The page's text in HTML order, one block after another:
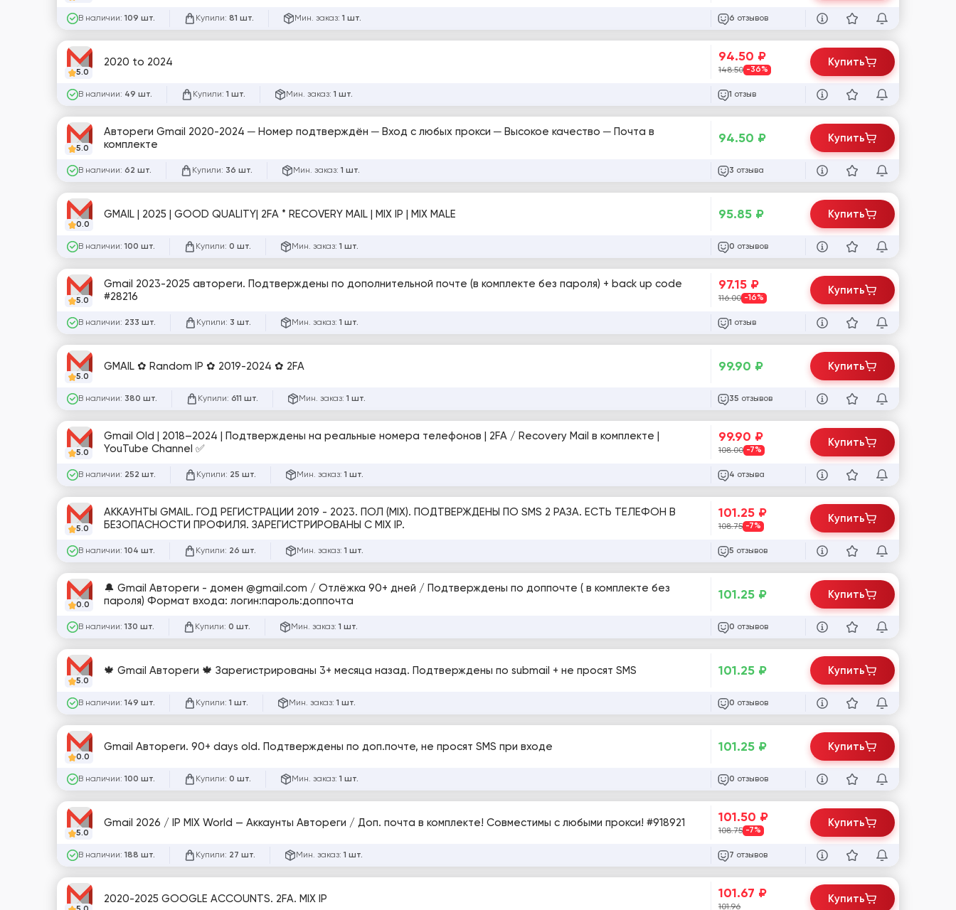
В наличии: 109 шт. Купили: 81 шт. Мин. заказ: 1 шт. 6 отзывов
5.0
2020 to 2024
В наличии: 49 шт. Купили: 1 шт. Мин. заказ: 1 шт.
94.50 ₽
148.50 -36%
1 отзыв
Купить
5.0
Автореги Gmail 2020-2024 ─ Номер подтверждён ─ Вход с любых прокси ─ Высокое качество ─ Почта в
комплекте
В наличии: 62 шт. Купили: 36 шт. Мин. заказ: 1 шт.
94.50 ₽
3 отзыва
Купить
0.0
GMAIL | 2025 | GOOD QUALITY| 2FA * RECOVERY MAIL | MIX IP | MIX MALE
В наличии: 100 шт. Купили: 0 шт. Мин. заказ: 1 шт.
95.85 ₽
0 отзывов
Купить
5.0
Gmail 2023-2025 автореги. Подтверждены по дополнительной почте (в комплекте без пароля) + back up code
#28216
В наличии: 233 шт. Купили: 3 шт. Мин. заказ: 1 шт.
97.15 ₽
116.00 -16%
1 отзыв
Купить
5.0
GMAIL ✿ Random IP ✿ 2019-2024 ✿ 2FA
В наличии: 380 шт. Купили: 611 шт. Мин. заказ: 1 шт.
99.90 ₽
35 отзывов
Купить
5.0
Gmail Old | 2018–2024 | Подтверждены на реальные номера телефонов | 2FA / Recovery Mail в комплекте |
YouTube Channel ✅
В наличии: 252 шт. Купили: 25 шт. Мин. заказ: 1 шт.
99.90 ₽
108.00 -7%
4 отзыва
Купить
5.0
АККАУНТЫ GMAIL. ГОД РЕГИСТРАЦИИ 2019 - 2023. ПОЛ (MIX). ПОДТВЕРЖДЕНЫ ПО SMS 2 РАЗА. ЕСТЬ ТЕЛЕФОН В
БЕЗОПАСНОСТИ ПРОФИЛЯ. ЗАРЕГИСТРИРОВАНЫ С MIX IP.
В наличии: 104 шт. Купили: 26 шт. Мин. заказ: 1 шт.
101.25 ₽
108.75 -7%
5 отзывов
Купить
0.0
🔔 Gmail Автореги - домен @gmail.com / Отлёжка 90+ дней / Подтверждены по доппочте ( в комплекте без
пароля) Формат входа: логин:пароль:доппочта
В наличии: 130 шт. Купили: 0 шт. Мин. заказ: 1 шт.
101.25 ₽
0 отзывов
Купить
5.0
🍁 Gmail Автореги 🍁 Зарегистрированы 3+ месяца назад. Подтверждены по submail + не просят SMS
В наличии: 149 шт. Купили: 1 шт. Мин. заказ: 1 шт.
101.25 ₽
0 отзывов
Купить
0.0
Gmail Автореги. 90+ days old. Подтверждены по доп.почте, не просят SMS при входе
В наличии: 100 шт. Купили: 0 шт. Мин. заказ: 1 шт.
101.25 ₽
0 отзывов
Купить
5.0
Gmail 2026 / IP MIX World — Аккаунты Автореги / Доп. почта в комплекте! Совместимы с любыми прокси! #918921
В наличии: 188 шт. Купили: 27 шт. Мин. заказ: 1 шт.
101.50 ₽
108.75 -7%
7 отзывов
Купить
2020-2025 GOOGLE ACCOUNTS. 2FA. MIX IP 101.67 ₽
101.96
Купить